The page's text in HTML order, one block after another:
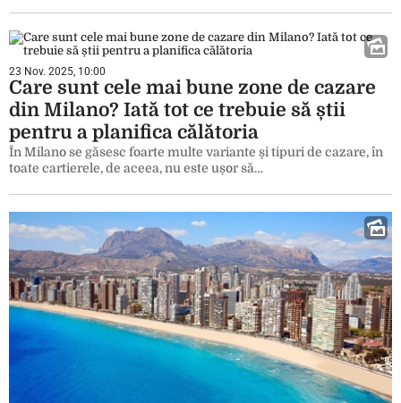
23 Nov. 2025, 10:00
Care sunt cele mai bune zone de cazare
din Milano? Iată tot ce trebuie să știi
pentru a planifica călătoria
În Milano se găsesc foarte multe variante și tipuri de cazare, în
toate cartierele, de aceea, nu este ușor să…